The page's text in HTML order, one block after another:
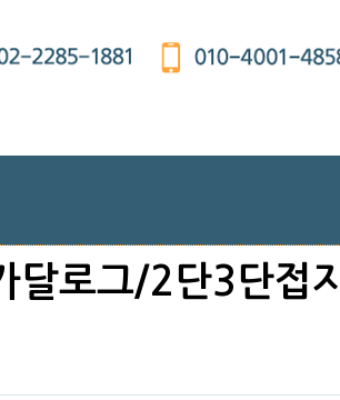
달로그/2단3단접